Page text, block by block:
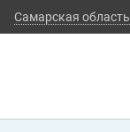
Самарская область